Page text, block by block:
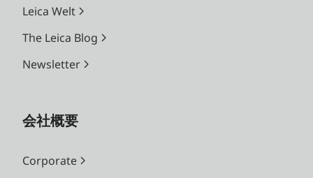
Leica Welt
The Leica Blog
Newsletter
会社概要
Corporate